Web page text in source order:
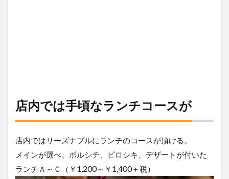
店内では手頃なランチコースが
店内ではリーズナブルにランチのコースが頂ける。
メインが選べ、ボルシチ、ピロシキ、デザートが付いた
ランチＡ～Ｃ（￥1,200～￥1,400＋税）